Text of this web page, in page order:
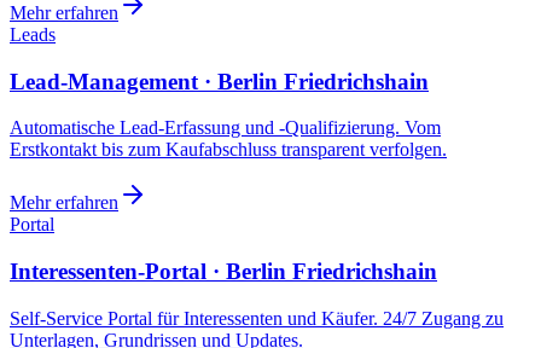
Mehr erfahren
Leads
Lead-Management · Berlin Friedrichshain
Automatische Lead-Erfassung und -Qualifizierung. Vom
Erstkontakt bis zum Kaufabschluss transparent verfolgen.
Mehr erfahren
Portal
Interessenten-Portal · Berlin Friedrichshain
Self-Service Portal für Interessenten und Käufer. 24/7 Zugang zu
Unterlagen, Grundrissen und Updates.